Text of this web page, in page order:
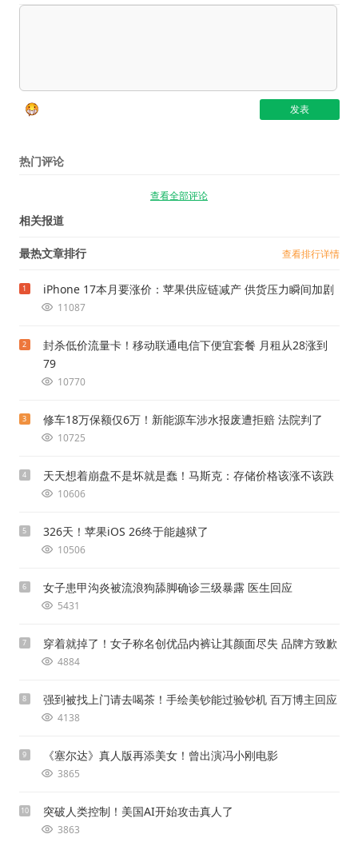
热门评论
查看全部评论
相关报道
最热文章排行 查看排行详情
1 iPhone 17本月要涨价：苹果供应链减产 供货压力瞬间加剧
11087
2
封杀低价流量卡！移动联通电信下便宜套餐 月租从28涨到
79
10770
3 修车18万保额仅6万！新能源车涉水报废遭拒赔 法院判了
10725
4 天天想着崩盘不是坏就是蠢！马斯克：存储价格该涨不该跌
10606
5 326天！苹果iOS 26终于能越狱了
10506
6 女子患甲沟炎被流浪狗舔脚确诊三级暴露 医生回应
5431
7 穿着就掉了！女子称名创优品内裤让其颜面尽失 品牌方致歉
4884
8 强到被找上门请去喝茶！手绘美钞能过验钞机 百万博主回应
4138
9 《塞尔达》真人版再添美女！曾出演冯小刚电影
3865
10 突破人类控制！美国AI开始攻击真人了
3863